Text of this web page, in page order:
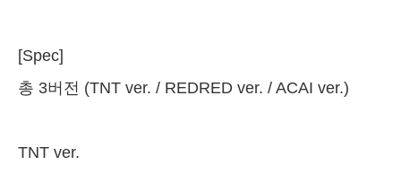
[Spec]
총 3버전 (TNT ver. / REDRED ver. / ACAI ver.)
TNT ver.